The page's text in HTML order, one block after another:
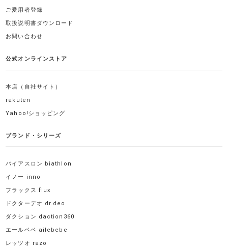
ご愛用者登録
取扱説明書ダウンロード
お問い合わせ
公式オンラインストア
本店（自社サイト）
rakuten
Yahoo!ショッピング
ブランド・シリーズ
バイアスロン biathlon
イノー inno
フラックス flux
ドクターデオ dr.deo
ダクション daction360
エールベベ ailebebe
レッツオ razo